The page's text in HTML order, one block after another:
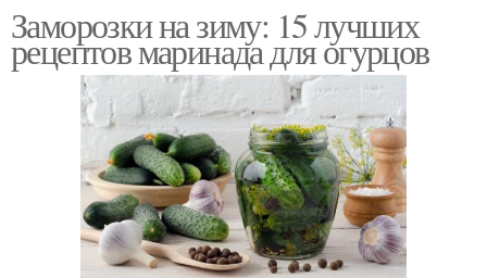
Укроп для огурцов
Маринад с горчичным
порошком
Огурцов для
консервирования
Огурцов для маринада
Заморозки на зиму: 15 лучших
рецептов маринада для огурцов